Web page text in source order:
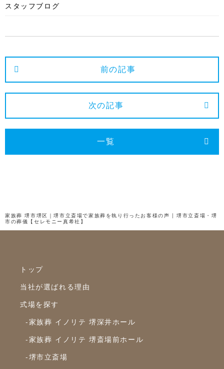
2025年1月
2024年12月
2024年10月
2024年8月
2024年5月
2024年4月
2024年2月
2024年1月
2023年12月
2023年11月
2023年10月
2023年9月
スタッフブログ
前の記事
次の記事
一覧
家族葬 堺市堺区｜堺市立斎場で家族葬を執り行ったお客様の声 | 堺市立斎場・堺
市の葬儀【セレモニー真希社】
トップ
当社が選ばれる理由
式場を探す
-家族葬 イノリテ 堺深井ホール
-家族葬 イノリテ 堺斎場前ホール
-堺市立斎場